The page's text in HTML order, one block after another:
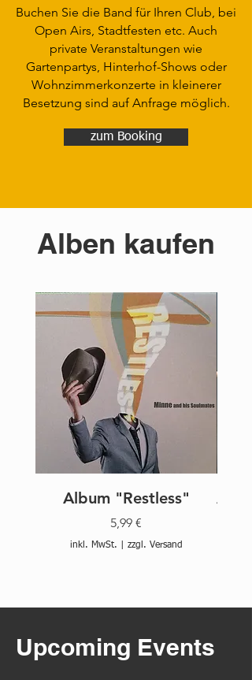
Buchen Sie die Band für Ihren Club, bei
Open Airs, Stadtfesten etc. Auch
private Veranstaltungen wie
Gartenpartys, Hinterhof-Shows oder
Wohnzimmerkonzerte in kleinerer
Besetzung sind auf Anfrage möglich.
zum Booking
Alben kaufen
Album "Restless"
Preis
5,99 €
inkl. MwSt. zzgl. Versand
Upcoming Events